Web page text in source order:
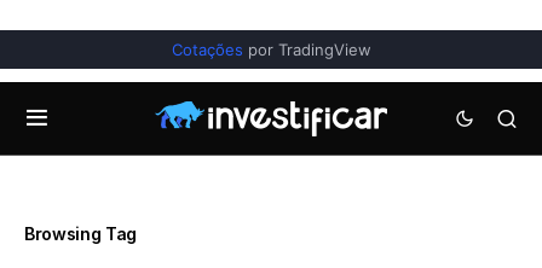
Cotações por TradingView
Browsing Tag